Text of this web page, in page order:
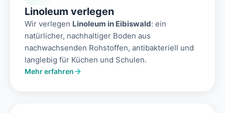
Linoleum verlegen
Wir verlegen Linoleum in Eibiswald: ein
natürlicher, nachhaltiger Boden aus
nachwachsenden Rohstoffen, antibakteriell und
langlebig für Küchen und Schulen.
Mehr erfahren